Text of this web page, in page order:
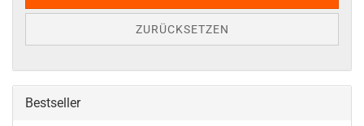
ZURÜCKSETZEN
Bestseller